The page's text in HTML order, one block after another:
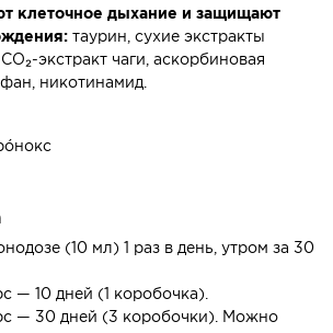
клеточное дыхание и защищают
таурин, сухие экстракты
экстракт чаги, аскорбиновая
никотинамид.
(10 мл) 1 раз в день, утром за 30
— 10 дней (1 коробочка).
— 30 дней (3 коробочки). Можно